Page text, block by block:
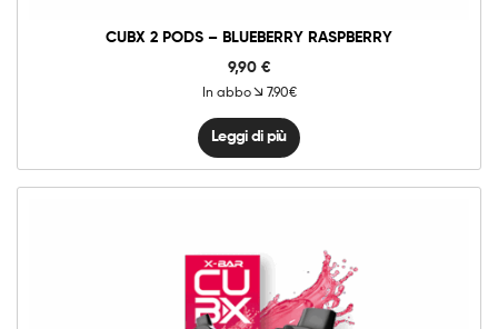
CUBX 2 PODS – BLUEBERRY RASPBERRY
9,90 €
In abbo 7.90€
Leggi di più